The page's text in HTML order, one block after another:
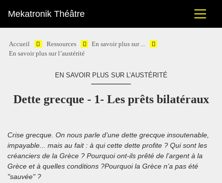
Mekatronik Théâtre
Accueil Ressources
En savoir plus sur ...
En savoir plus sur l’austérité
EN SAVOIR PLUS SUR L’AUSTÉRITÉ
Dette grecque - 1- Les prêts bilatéraux
Crise grecque. On nous parle d’une dette grecque insoutenable,
impayable... mais au fait : à qui cette dette profite ? Qui sont les
créanciers de la Grèce ? Pourquoi ont-ils prêté de l’argent à la
Grèce et à quelles conditions ?Pourquoi la Grèce n’a pas été
"sauvée" ?